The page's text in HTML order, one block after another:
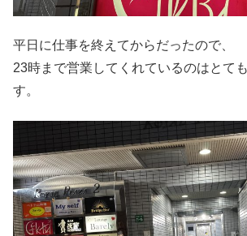
平日に仕事を終えてからだったので、
23時まで営業してくれているのはとて
す。